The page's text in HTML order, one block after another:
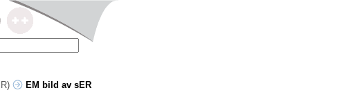
EM bild av sER